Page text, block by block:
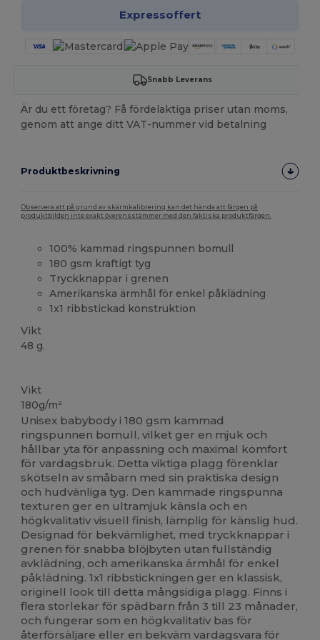
Expressoffert
Snabb Leverans
Är du ett företag? Få fördelaktiga priser utan moms,
genom att ange ditt VAT-nummer vid betalning
Produktbeskrivning
Observera att på grund av skärmkalibrering kan det hända att färgen på
produktbilden inte exakt överensstämmer med den faktiska produktfärgen.
100% kammad ringspunnen bomull
180 gsm kraftigt tyg
Tryckknappar i grenen
Amerikanska ärmhål för enkel påklädning
1x1 ribbstickad konstruktion
Vikt
48 g.
Vikt
180g/m²
Unisex babybody i 180 gsm kammad
ringspunnen bomull, vilket ger en mjuk och
hållbar yta för anpassning och maximal komfort
för vardagsbruk. Detta viktiga plagg förenklar
skötseln av småbarn med sin praktiska design
och hudvänliga tyg. Den kammade ringspunna
texturen ger en ultramjuk känsla och en
högkvalitativ visuell finish, lämplig för känslig hud.
Designad för bekvämlighet, med tryckknappar i
grenen för snabba blöjbyten utan fullständig
avklädning, och amerikanska ärmhål för enkel
påklädning. 1x1 ribbstickningen ger en klassisk,
originell look till detta mångsidiga plagg. Finns i
flera storlekar för spädbarn från 3 till 23 månader,
och fungerar som en högkvalitativ bas för
återförsäljare eller en bekväm vardagsvara för